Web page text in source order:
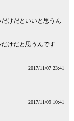
だけだといいと思うん
だけだと思うんです
2017/11/07 23:41
2017/11/09 10:41